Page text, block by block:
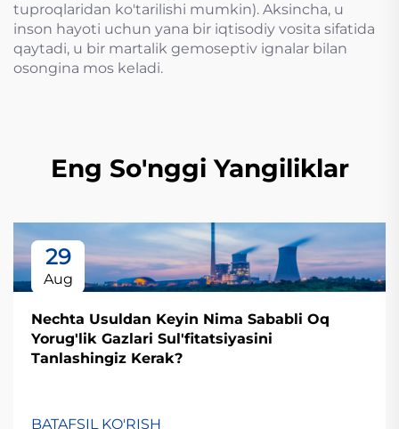
tuproqlaridan ko'tarilishi mumkin). Aksincha, u
inson hayoti uchun yana bir iqtisodiy vosita sifatida
qaytadi, u bir martalik gemoseptiv ignalar bilan
osongina mos keladi.
Eng So'nggi Yangiliklar
29
Aug
Nechta Usuldan Keyin Nima Sababli Oq
Yorug'lik Gazlari Sul'fitatsiyasini
Tanlashingiz Kerak?
BATAFSIL KO'RISH